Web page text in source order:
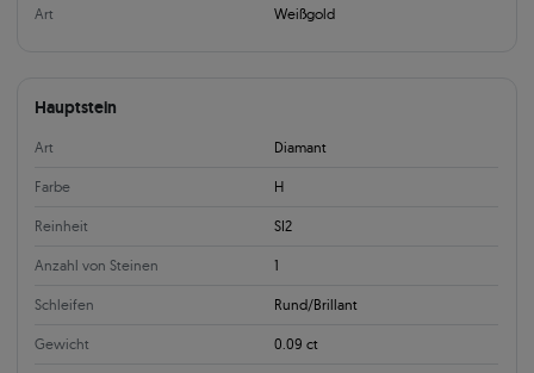
Art Weißgold
Hauptstein
Art Diamant
Farbe H
Reinheit SI2
Anzahl von Steinen 1
Schleifen Rund/Brillant
Gewicht 0.09 ct